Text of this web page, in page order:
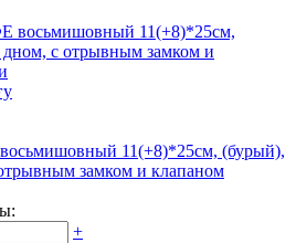
11(+8)*25см, (бурый),
замком и клапаном
+